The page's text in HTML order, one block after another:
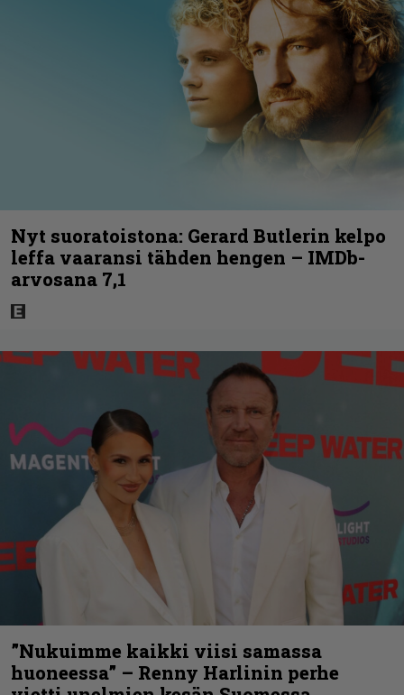
Nyt suoratoistona: Gerard Butlerin kelpo
leffa vaaransi tähden hengen – IMDb-
arvosana 7,1
”Nukuimme kaikki viisi samassa
huoneessa” – Renny Harlinin perhe